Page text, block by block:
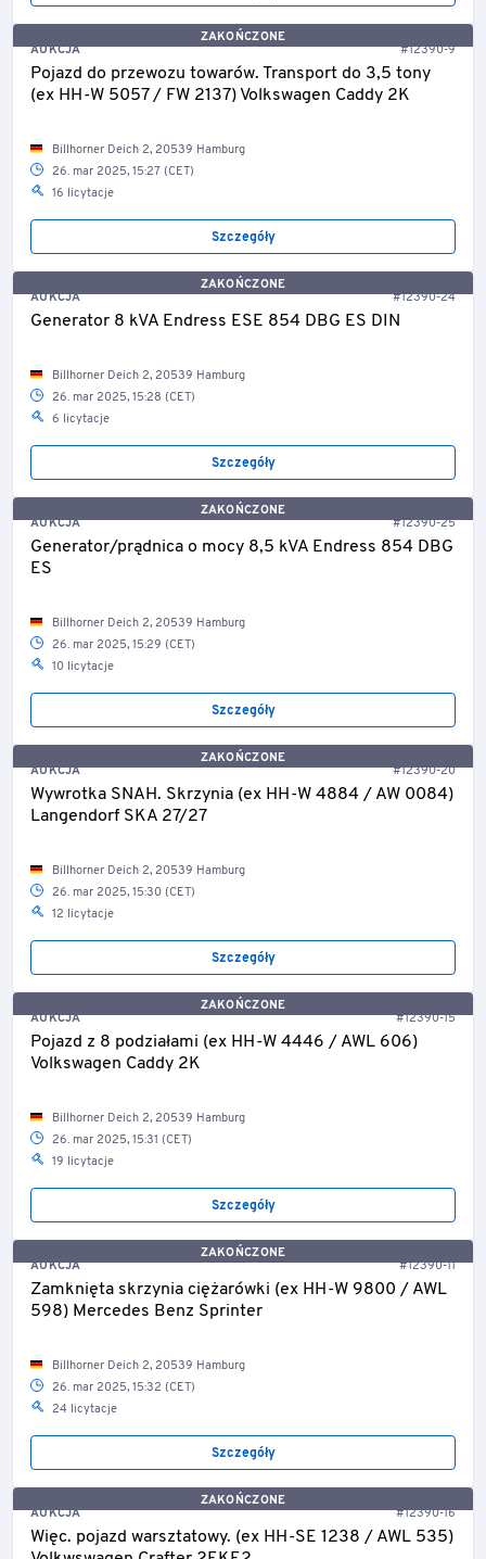
ZAKOŃCZONE
AUKCJA
#12390-9
Pojazd do przewozu towarów. Transport do 3,5 tony
(ex HH-W 5057 / FW 2137) Volkswagen Caddy 2K
Billhorner Deich 2, 20539 Hamburg
26. mar 2025, 15:27 (CET)
16 licytacje
Szczegóły
ZAKOŃCZONE
AUKCJA
#12390-24
Generator 8 kVA Endress ESE 854 DBG ES DIN
Billhorner Deich 2, 20539 Hamburg
26. mar 2025, 15:28 (CET)
6 licytacje
Szczegóły
ZAKOŃCZONE
AUKCJA
#12390-25
Generator/prądnica o mocy 8,5 kVA Endress 854 DBG
ES
Billhorner Deich 2, 20539 Hamburg
26. mar 2025, 15:29 (CET)
10 licytacje
Szczegóły
ZAKOŃCZONE
AUKCJA
#12390-20
Wywrotka SNAH. Skrzynia (ex HH-W 4884 / AW 0084)
Langendorf SKA 27/27
Billhorner Deich 2, 20539 Hamburg
26. mar 2025, 15:30 (CET)
12 licytacje
Szczegóły
ZAKOŃCZONE
AUKCJA
#12390-15
Pojazd z 8 podziałami (ex HH-W 4446 / AWL 606)
Volkswagen Caddy 2K
Billhorner Deich 2, 20539 Hamburg
26. mar 2025, 15:31 (CET)
19 licytacje
Szczegóły
ZAKOŃCZONE
AUKCJA
#12390-11
Zamknięta skrzynia ciężarówki (ex HH-W 9800 / AWL
598) Mercedes Benz Sprinter
Billhorner Deich 2, 20539 Hamburg
26. mar 2025, 15:32 (CET)
24 licytacje
Szczegóły
ZAKOŃCZONE
AUKCJA
#12390-16
Więc. pojazd warsztatowy. (ex HH-SE 1238 / AWL 535)